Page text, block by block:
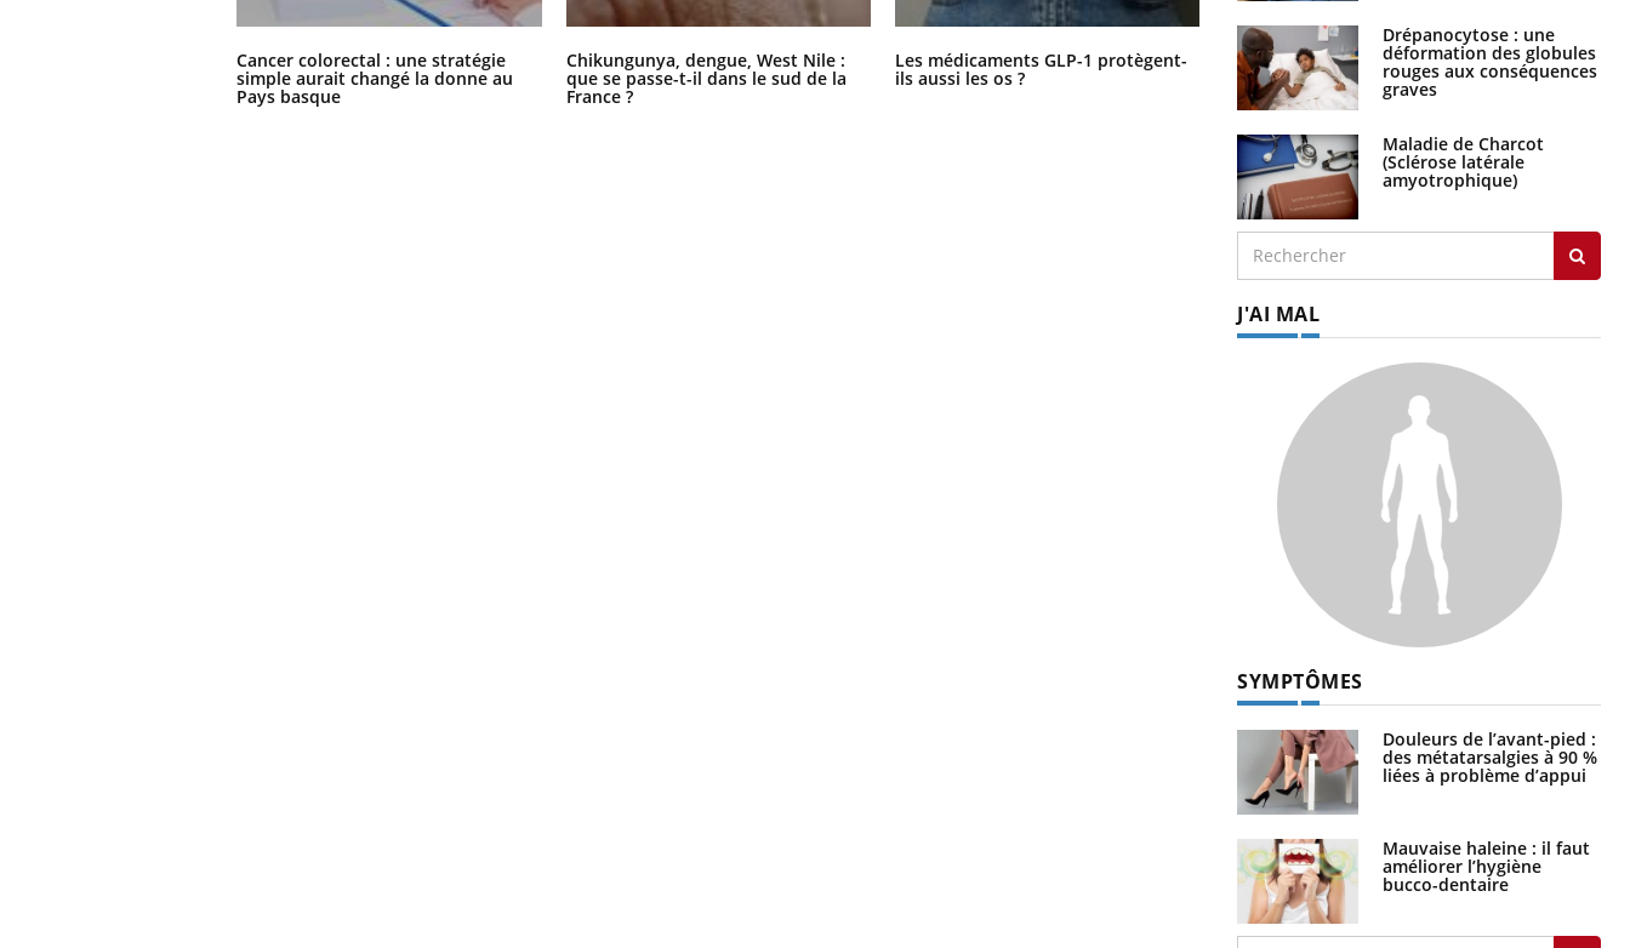
Cancer colorectal : une stratégie
simple aurait changé la donne au
Pays basque
Chikungunya, dengue, West Nile :
que se passe-t-il dans le sud de la
France ?
Les médicaments GLP-1 protègent-
ils aussi les os ?
Cytomégalovirus : ce qui change
dans la prise en charge des femmes
enceintes
Drépanocytose : une
déformation des globules
rouges aux conséquences
graves
Maladie de Charcot
(Sclérose latérale
amyotrophique)
J'AI MAL
SYMPTÔMES
Douleurs de l’avant-pied :
des métatarsalgies à 90 %
liées à problème d’appui
Mauvaise haleine : il faut
améliorer l’hygiène
bucco-dentaire